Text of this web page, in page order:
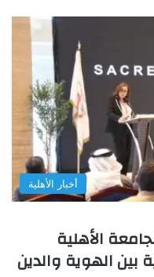
أخبار الأهلية
الأهلية
بين الهوية والدين